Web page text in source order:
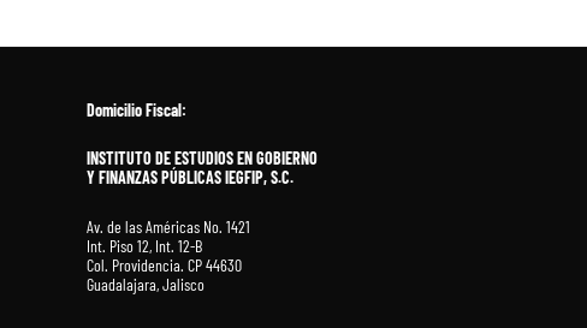
Domicilio Fiscal:
INSTITUTO DE ESTUDIOS EN GOBIERNO
Y FINANZAS PÚBLICAS IEGFIP, S.C.
Av. de las Américas No. 1421
Int. Piso 12, Int. 12-B
Col. Providencia. CP 44630
Guadalajara, Jalisco